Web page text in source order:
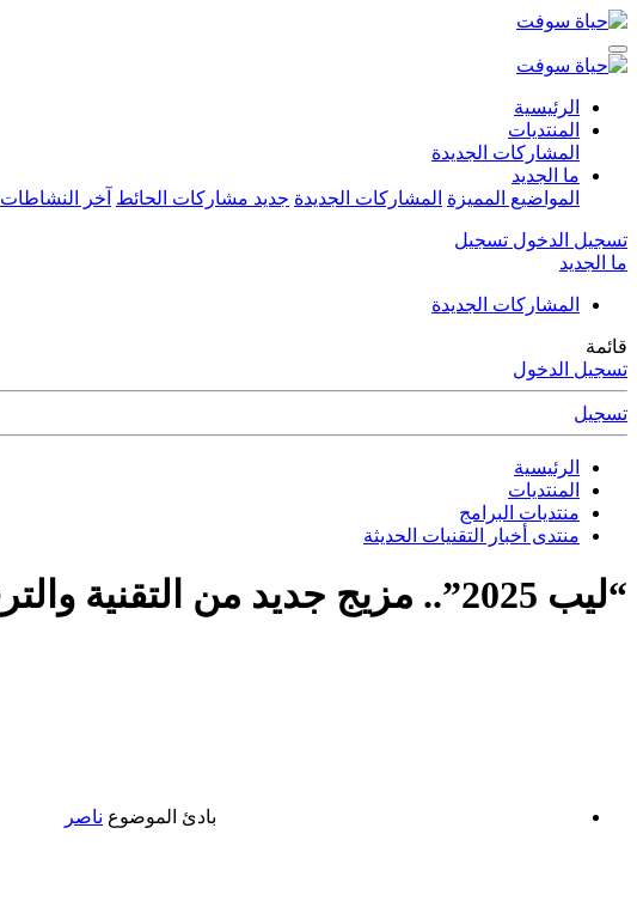
الرئيسية
المنتديات
المشاركات الجديدة
ما الجديد
المواضيع المميزة المشاركات الجديدة جديد مشاركات الحائط آخر النشاطات
تسجيل الدخول تسجيل
ما الجديد
المشاركات الجديدة
قائمة
تسجيل الدخول
تسجيل
الرئيسية
المنتديات
منتديات البرامج
منتدى أخبار التقنيات الحديثة
“ليب 2025”.. مزيج جديد من التقنية والترفيه والثقافة في قلب الرياض
بادئ الموضوع ناصر